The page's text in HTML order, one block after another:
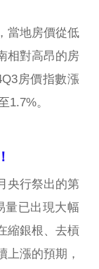
當地房價從低
相對高昂的房
房價指數漲
1.7%。
央行祭出的第
量已出現大幅
縮銀根、去槓
上漲的預期，